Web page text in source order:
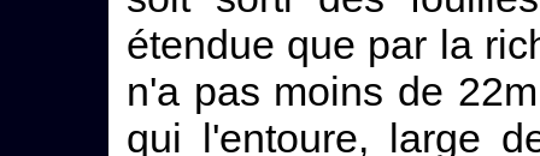
étendue que par la
n'a pas moins de
qui l'entoure, large